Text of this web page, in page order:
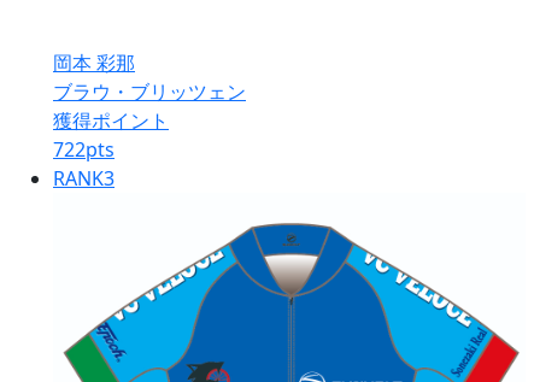
岡本 彩那
ブラウ・ブリッツェン
獲得ポイント
722pts
RANK3